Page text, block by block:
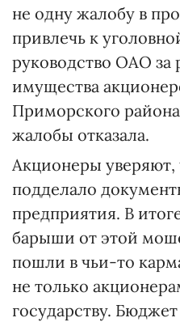
не одну жалобу в
привлечь к
руководство ОАО за
имущества
Приморского
жалобы отказала.
Акционеры
подделало
предприятия. В
барыши от этой
пошли в чьи-то
не только
государству.